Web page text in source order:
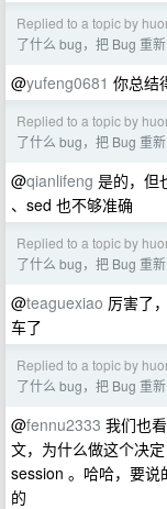
Replied to a topic by
了什么 bug，把 Bug 重
@yufeng0681 你总结
Replied to a topic by
了什么 bug，把 Bug 重
@qianlifeng 是的，但
、sed 也不够准确
Replied to a topic by
了什么 bug，把 Bug 重
@teaguexiao 厉害了
车了
Replied to a topic by
了什么 bug，把 Bug 重
@fennu2333 我们也
文，为什么做这个决
session 。哈哈，要
的